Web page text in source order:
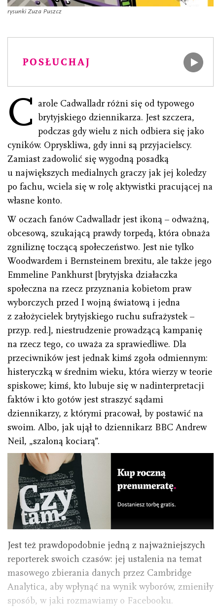
rysunki Zuza Puszcz
POSŁUCHAJ
C arole Cadwalladr różni się od typowego
brytyjskiego dziennikarza. Jest szczera,
podczas gdy wielu z nich odbiera się jako
cyników. Opryskliwa, gdy inni są przyjacielscy.
Zamiast zadowolić się wygodną posadką
u największych medialnych graczy jak jej koledzy
po fachu, wciela się w rolę aktywistki pracującej na
własne konto.
W oczach fanów Cadwalladr jest ikoną – odważną,
obcesową, szukającą prawdy torpedą, która obnaża
zgniliznę toczącą społeczeństwo. Jest nie tylko
Woodwardem i Bernsteinem brexitu, ale także jego
Emmeline Pankhurst [brytyjska działaczka
społeczna na rzecz przyznania kobietom praw
wyborczych przed I wojną światową i jedna
z założycielek brytyjskiego ruchu sufrażystek –
przyp. red.], niestrudzenie prowadzącą kampanię
na rzecz tego, co uważa za sprawiedliwe. Dla
przeciwników jest jednak kimś zgoła odmiennym:
histeryczką w średnim wieku, która wierzy w teorie
spiskowe; kimś, kto lubuje się w nadinterpretacji
faktów i kto gotów jest straszyć sądami
dziennikarzy, z którymi pracował, by postawić na
swoim. Albo, jak ujął to dziennikarz BBC Andrew
Neil, „szaloną kociarą”.
Jest też prawdopodobnie jedną z najważniejszych
reporterek swoich czasów: jej ustalenia na temat
masowego zbierania danych przez Cambridge
Analytica, aby wpłynąć na wynik wyborów, zmieniły
sposób, w jaki rozmawiamy o Facebooku.